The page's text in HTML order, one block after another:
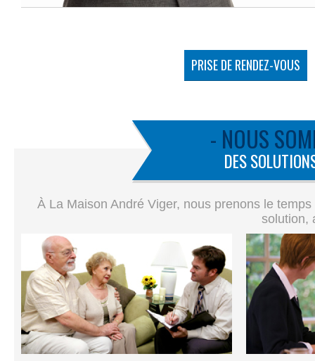
PRISE DE RENDEZ-VOUS
- NOUS
DES
À La Maison André Viger, nous prenons le
solution,